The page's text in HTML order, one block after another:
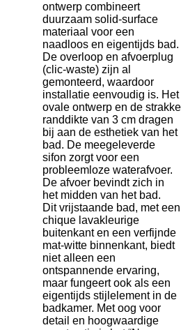
ontwerp combineert
duurzaam solid-surface
materiaal voor een
naadloos en eigentijds bad.
De overloop en afvoerplug
(clic-waste) zijn al
gemonteerd, waardoor
installatie eenvoudig is. Het
ovale ontwerp en de strakke
randdikte van 3 cm dragen
bij aan de esthetiek van het
bad. De meegeleverde
sifon zorgt voor een
probleemloze waterafvoer.
De afvoer bevindt zich in
het midden van het bad.
Dit vrijstaande bad, met een
chique lavakleurige
buitenkant en een verfijnde
mat-witte binnenkant, biedt
niet alleen een
ontspannende ervaring,
maar fungeert ook als een
eigentijds stijlelement in de
badkamer. Met oog voor
detail en hoogwaardige